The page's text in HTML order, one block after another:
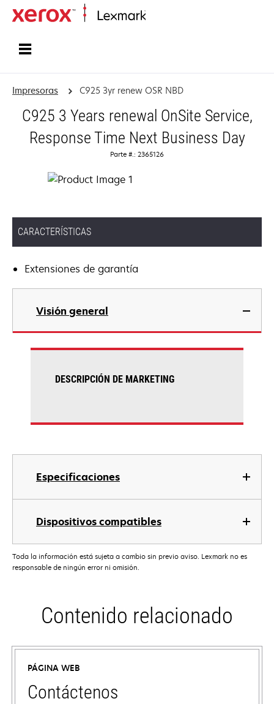
Impresoras C925 3yr renew OSR NBD
C925 3 Years renewal OnSite Service,
Response Time Next Business Day
Parte #.: 2365126
CARACTERÍSTICAS
Extensiones de garantía
Visión general
Especificaciones
Dispositivos compatibles
DESCRIPCIÓN DE MARKETING
Toda la información está sujeta a cambio sin previo aviso. Lexmark no es
responsable de ningún error ni omisión.
Contenido relacionado
PÁGINA WEB
Contáctenos